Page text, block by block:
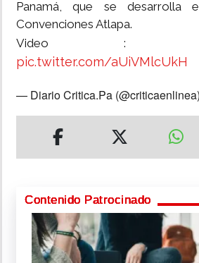
Panamá, que se desarrolla
Convenciones Atlapa.
Video :
pic.twitter.com/aUiVMlcUkH
— Diario Critica.Pa (@criticaenlinea)
Contenido Patrocinado